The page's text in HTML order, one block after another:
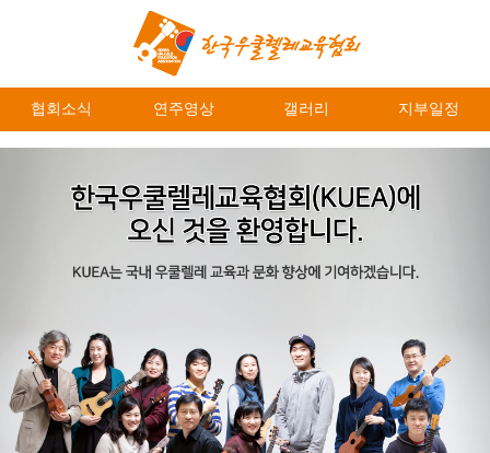
협회소식 연주영상 갤러리 지부일정